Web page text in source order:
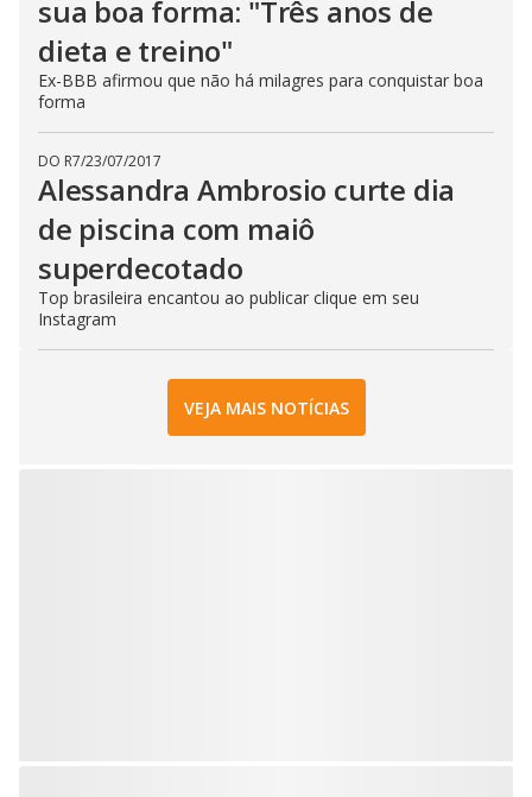
sua boa forma: "Três anos de
dieta e treino"
Ex-BBB afirmou que não há milagres para conquistar boa
forma
DO R7/23/07/2017
Alessandra Ambrosio curte dia
de piscina com maiô
superdecotado
Top brasileira encantou ao publicar clique em seu
Instagram
VEJA MAIS NOTÍCIAS